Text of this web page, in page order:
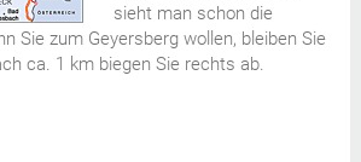
sieht man schon die
Sie zum Geyersberg wollen, bleiben Sie
ca. 1 km biegen Sie rechts ab.